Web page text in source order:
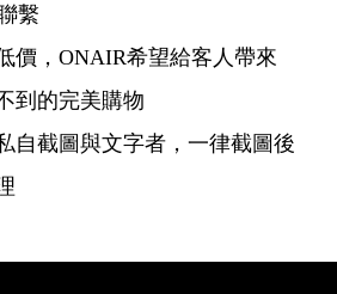
繫
價，ONAIR希望給客人帶來
到的完美購物
自截圖與文字者，一律截圖後